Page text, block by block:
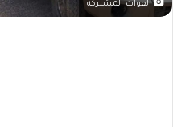
القوات المشتركة